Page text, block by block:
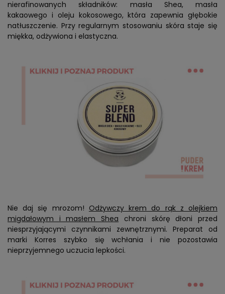
nierafinowanych składników: masła Shea, masła
kakaowego i oleju kokosowego, która zapewnia głębokie
natłuszczenie. Przy regularnym stosowaniu skóra staje się
miękka, odżywiona i elastyczna.
Nie daj się mrozom! Odżywczy krem do rąk z olejkiem
migdałowym i masłem Shea chroni skórę dłoni przed
niesprzyjającymi czynnikami zewnętrznymi. Preparat od
marki Korres szybko się wchłania i nie pozostawia
nieprzyjemnego uczucia lepkości.